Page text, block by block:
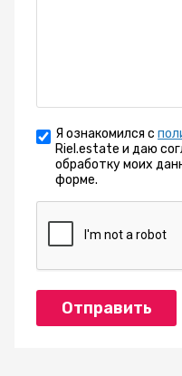
Я ознакомился с
Riel.estate и даю
обработку моих
форме.
Отправить